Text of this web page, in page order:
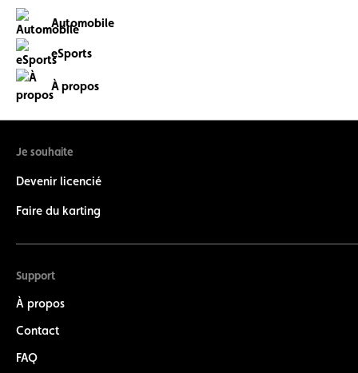
Automobile
eSports
À propos
Je souhaite
Devenir licencié
Faire du karting
Support
À propos
Contact
FAQ